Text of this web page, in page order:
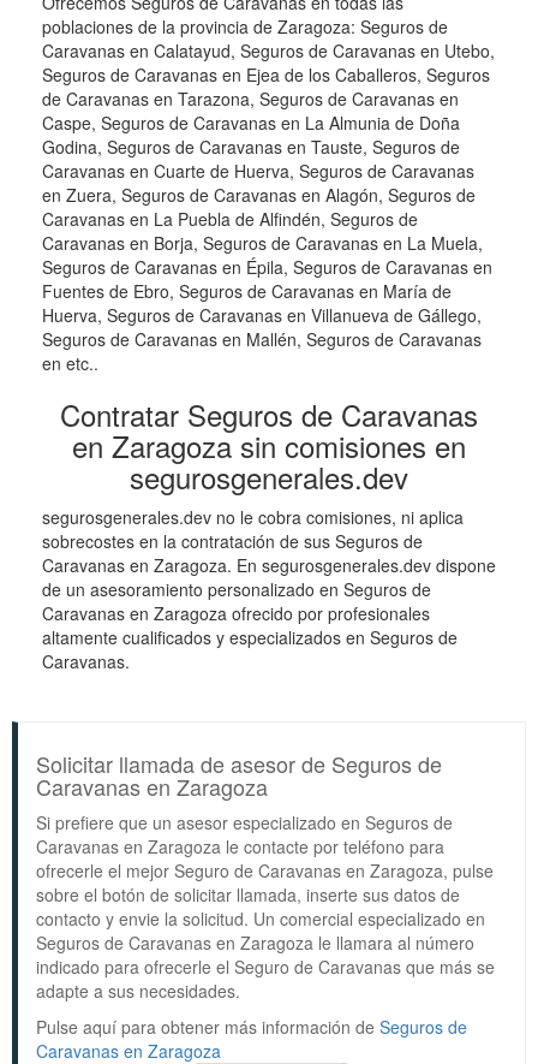
poblaciones de la provincia de Zaragoza: Seguros de
Caravanas en Calatayud, Seguros de Caravanas en Utebo,
Seguros de Caravanas en Ejea de los Caballeros, Seguros
de Caravanas en Tarazona, Seguros de Caravanas en
Caspe, Seguros de Caravanas en La Almunia de Doña
Godina, Seguros de Caravanas en Tauste, Seguros de
Caravanas en Cuarte de Huerva, Seguros de Caravanas
en Zuera, Seguros de Caravanas en Alagón, Seguros de
Caravanas en La Puebla de Alfindén, Seguros de
Caravanas en Borja, Seguros de Caravanas en La Muela,
Seguros de Caravanas en Épila, Seguros de Caravanas en
Fuentes de Ebro, Seguros de Caravanas en María de
Huerva, Seguros de Caravanas en Villanueva de Gállego,
Seguros de Caravanas en Mallén, Seguros de Caravanas
en etc..
Contratar Seguros de Caravanas
en Zaragoza sin comisiones en
segurosgenerales.dev
segurosgenerales.dev no le cobra comisiones, ni aplica
sobrecostes en la contratación de sus Seguros de
Caravanas en Zaragoza. En segurosgenerales.dev dispone
de un asesoramiento personalizado en Seguros de
Caravanas en Zaragoza ofrecido por profesionales
altamente cualificados y especializados en Seguros de
Caravanas.
Solicitar llamada de asesor de Seguros de
Caravanas en Zaragoza
Si prefiere que un asesor especializado en Seguros de
Caravanas en Zaragoza le contacte por teléfono para
ofrecerle el mejor Seguro de Caravanas en Zaragoza, pulse
sobre el botón de solicitar llamada, inserte sus datos de
contacto y envie la solicitud. Un comercial especializado en
Seguros de Caravanas en Zaragoza le llamara al número
indicado para ofrecerle el Seguro de Caravanas que más se
adapte a sus necesidades.
Pulse aquí para obtener más información de Seguros de
Caravanas en Zaragoza